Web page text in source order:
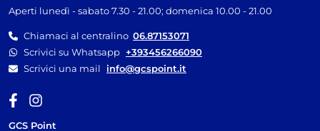
Aperti lunedì - sabato 7.30 - 21.00; domenica 10.00 - 21.00
Chiamaci al centralino 06.87153071
Scrivici su Whatsapp +393456266090
Scrivici una mail
info@gcspoint.it
GCS Point